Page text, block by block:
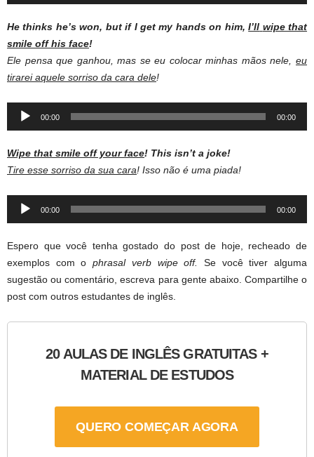
He thinks he’s won, but if I get my hands on him,I’ll wipe that
smile off his face!
Ele pensa que ganhou, mas se eu colocar minhas mãos nele, eu
tirarei aquele sorriso da cara dele!
Audio
00:00 00:00
Wipe that smile off your face! This isn’t a joke!
Tire esse sorriso da sua cara! Isso não é uma piada!
Audio
00:00 00:00
Espero que você tenha gostado do post de hoje, recheado de
exemplos com ophrasal verb wipe off. Se você tiver alguma
sugestão ou comentário, escreva para gente abaixo. Compartilhe o
post com outros estudantes de inglês.
20 AULAS DE INGLÊS GRATUITAS +
MATERIAL DE ESTUDOS
QUERO COMEÇAR AGORA